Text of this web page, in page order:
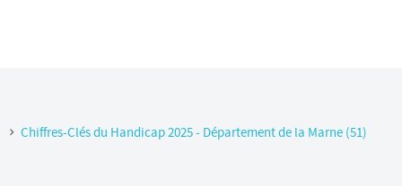
Chiffres-Clés du Handicap 2025 - Département de la Marne (51)